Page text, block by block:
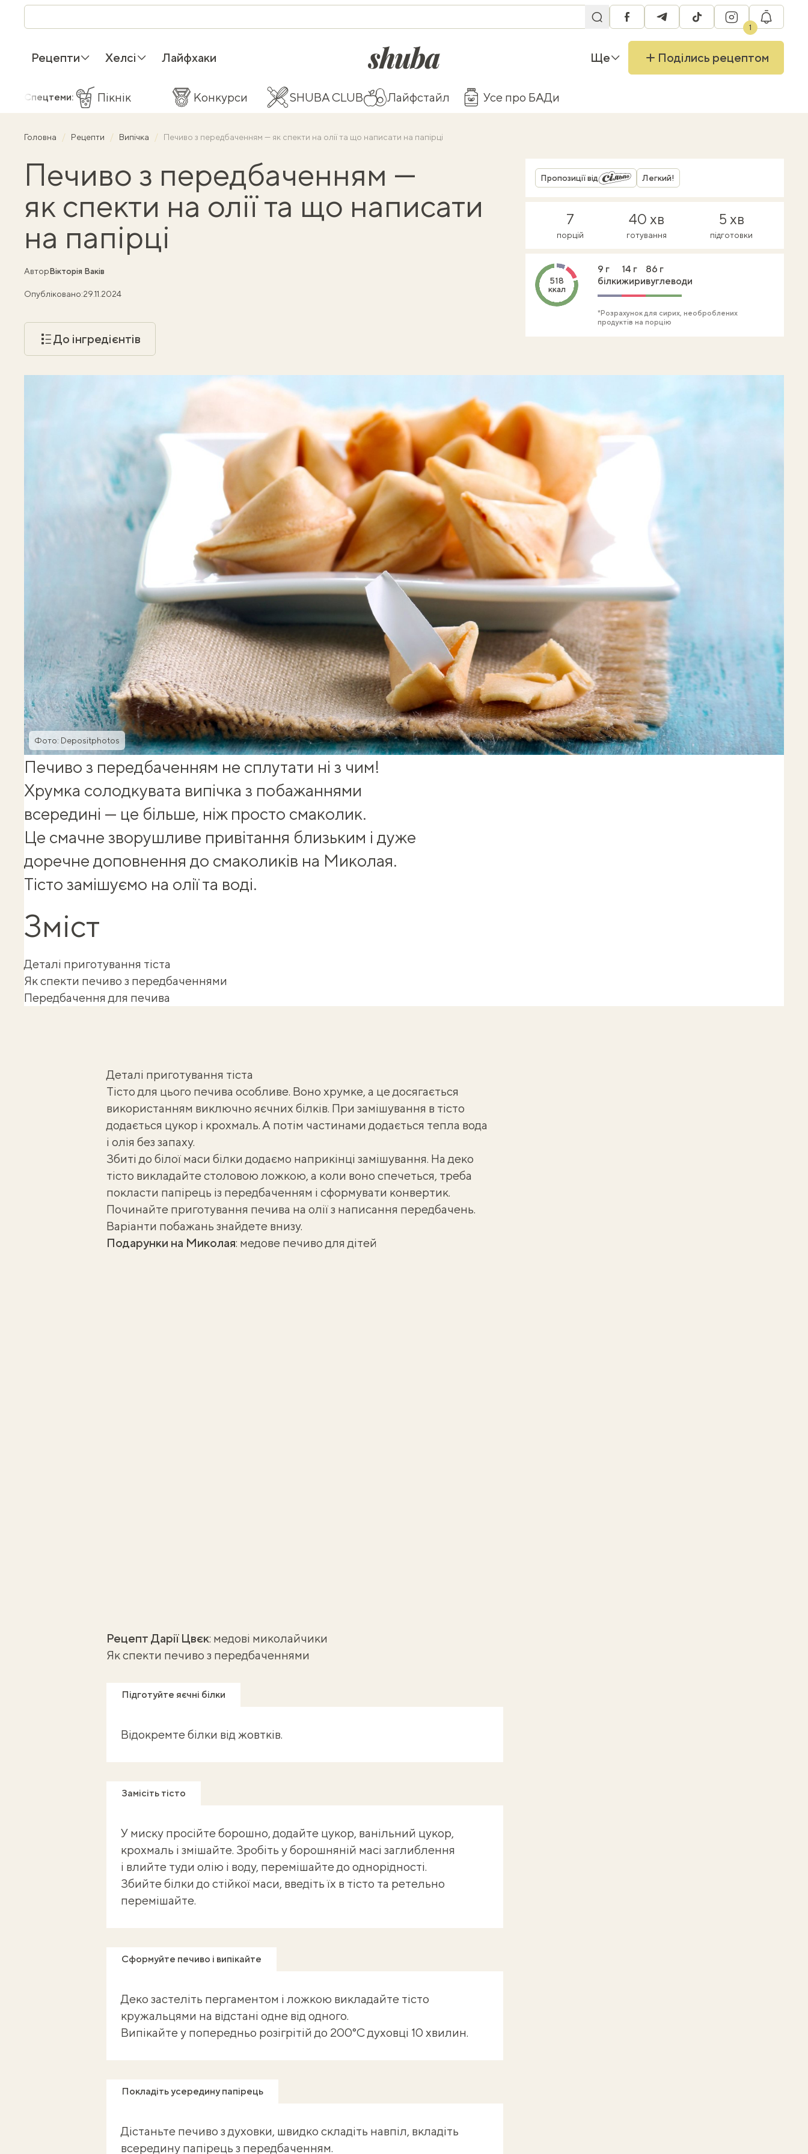
facebooktelegramtiktok instagram
1
Рецепти Хелсі Лайфхаки shuba.life Ще Поділись рецептом
Спецтеми: Пікнік Конкурси SHUBA CLUB Лайфстайл Усе про БАДи
Головна Рецепти Випічка Печиво з передбаченням — як спекти на олії та що написати на папірці
Печиво з передбаченням —
як спекти на олії та що написати
на папірці
АвторВікторія Ваків
Опубліковано:29.11.2024
До інгредієнтів
Фото: Depositphotos
Пропозиції від Легкий!
7
порцій
40 хв
готування
5 хв
підготовки
518
ккал
9 г
білки
14 г
жири
86 г
вуглеводи
*Розрахунок для сирих, необроблених
продуктів на порцію
Печиво з передбаченням не сплутати ні з чим!
Хрумка солодкувата випічка з побажаннями
всередині — це більше, ніж просто смаколик.
Це смачне зворушливе привітання близьким і дуже
доречне доповнення до смаколиків на Миколая.
Тісто замішуємо на олії та воді.
Зміст
Деталі приготування тіста
Як спекти печиво з передбаченнями
Передбачення для печива
Деталі приготування тіста
Тісто для цього печива особливе. Воно хрумке, а це досягається
використанням виключно яєчних білків. При замішування в тісто
додається цукор і крохмаль. А потім частинами додається тепла вода
і олія без запаху.
Збиті до білої маси білки додаємо наприкінці замішування. На деко
тісто викладайте столовою ложкою, а коли воно спечеться, треба
покласти папірець із передбаченням і сформувати конвертик.
Починайте приготування печива на оліїз написання передбачень.
Варіанти побажань знайдете внизу.
Подарунки на Миколая: медове печиво для дітей
Рецепт Дарії Цвєк: медові миколайчики
Як спекти печиво з передбаченнями
Підготуйте яєчні білки
Відокремте білки від жовтків.
Замісіть тісто
У миску просійте борошно, додайте цукор, ванільний цукор,
крохмаль і змішайте. Зробіть у борошняній масі заглиблення
і влийте туди олію і воду, перемішайте до однорідності.
Збийте білки до стійкої маси, введіть їх в тісто та ретельно
перемішайте.
Сформуйте печиво і випікайте
Деко застеліть пергаментом і ложкою викладайте тісто
кружальцями на відстані одне від одного.
Випікайте у попередньо розігрітій до 200°C духовці 10 хвилин.
Покладіть усередину папірець
Дістаньте печиво з духовки, швидко складіть навпіл, вкладіть
всередину папірець з передбаченням.